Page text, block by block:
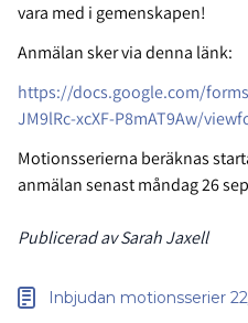
vara med i gemenskapen!
Anmälan sker via denna länk:
https://docs.google.com/
JM9lRc-xcXF-P8mAT9Aw/
Motionsserierna beräknas
anmälan senast måndag 26
Publicerad av Sarah Jaxell
Inbjudan motionsserier